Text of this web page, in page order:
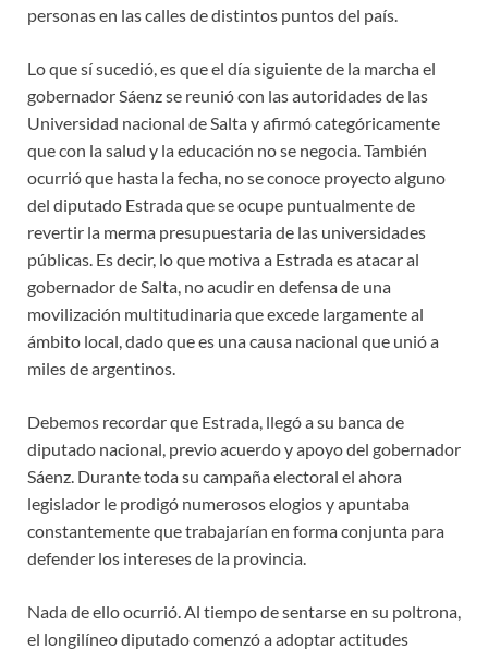
personas en las calles de distintos puntos del país.
Lo que sí sucedió, es que el día siguiente de la marcha el
gobernador Sáenz se reunió con las autoridades de las
Universidad nacional de Salta y afirmó categóricamente
que con la salud y la educación no se negocia. También
ocurrió que hasta la fecha, no se conoce proyecto alguno
del diputado Estrada que se ocupe puntualmente de
revertir la merma presupuestaria de las universidades
públicas. Es decir, lo que motiva a Estrada es atacar al
gobernador de Salta, no acudir en defensa de una
movilización multitudinaria que excede largamente al
ámbito local, dado que es una causa nacional que unió a
miles de argentinos.
Debemos recordar que Estrada, llegó a su banca de
diputado nacional, previo acuerdo y apoyo del gobernador
Sáenz. Durante toda su campaña electoral el ahora
legislador le prodigó numerosos elogios y apuntaba
constantemente que trabajarían en forma conjunta para
defender los intereses de la provincia.
Nada de ello ocurrió. Al tiempo de sentarse en su poltrona,
el longilíneo diputado comenzó a adoptar actitudes